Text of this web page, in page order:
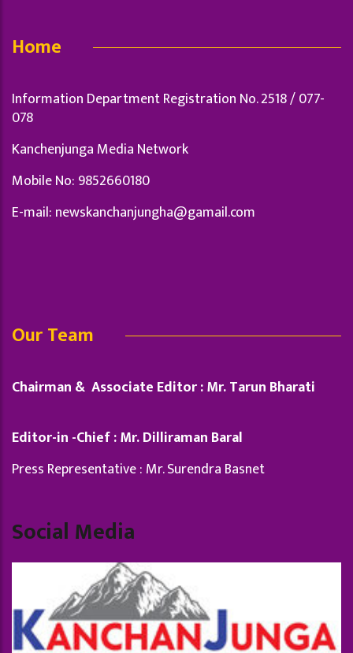
Home
Information Department Registration No. 2518 / 077-
078
Kanchenjunga Media Network
Mobile No: 9852660180
E-mail: newskanchanjungha@gamail.com
Our Team
Chairman & Associate Editor : Mr. Tarun Bharati
Editor-in -Chief : Mr. Dilliraman Baral
Press Representative : Mr. Surendra Basnet
Social Media